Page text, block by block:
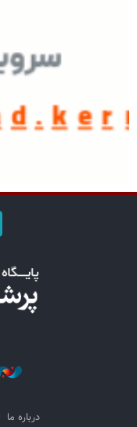
درباره ما